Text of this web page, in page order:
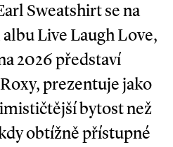
Sweatshirt se na
Live Laugh Love,
2026 představí
prezentuje jako
bytost než
obtížně přístupné